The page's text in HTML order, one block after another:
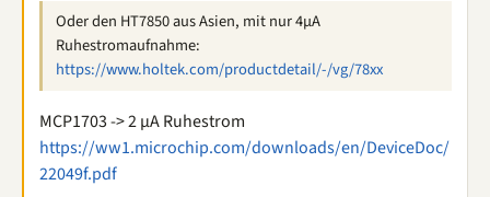
Oder den HT7850 aus Asien, mit nur 4µA
Ruhestromaufnahme:
https://www.holtek.com/productdetail/-/vg/78xx
MCP1703 -> 2 µA Ruhestrom
https://ww1.microchip.com/downloads/en/DeviceDoc/
22049f.pdf